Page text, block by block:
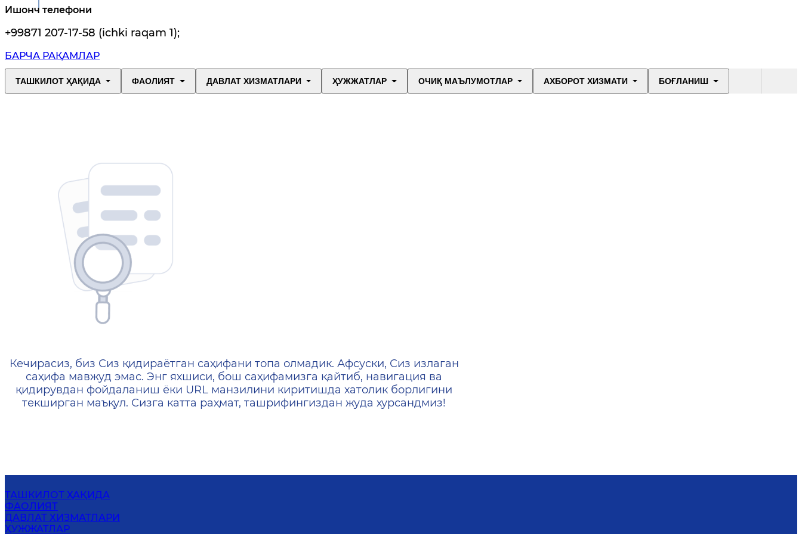
Ишонч телефони
+99871 207-17-58 (ichki raqam 1);
БАРЧА РАҚАМЛАР
ТАШКИЛОТ ҲАҚИДА ФАОЛИЯТ ДАВЛАТ ХИЗМАТЛАРИ ҲУЖЖАТЛАР ОЧИҚ МАЪЛУМОТЛАР АХБОРОТ ХИЗМАТИ БОҒЛАНИШ
404 — Страница не найдена
Кечирасиз, биз Сиз қидираётган саҳифани топа олмадик. Афсуски, Сиз излаган
саҳифа мавжуд эмас. Энг яхшиси, бош саҳифамизга қайтиб, навигация ва
қидирувдан фойдаланиш ёки URL манзилини киритишда хатолик борлигини
текширган маъқул. Сизга катта раҳмат, ташрифингиздан жуда хурсандмиз!
ТАШКИЛОТ ҲАҚИДА
ФАОЛИЯТ
ДАВЛАТ ХИЗМАТЛАРИ
ҲУЖЖАТЛАР